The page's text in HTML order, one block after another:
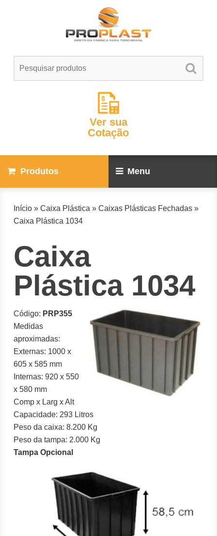
Ver sua
Cotação
Produtos Menu
Início »Caixa Plástica »Caixas Plásticas Fechadas »
Caixa Plástica 1034
Caixa
Plástica 1034
Código: PRP355
Medidas
aproximadas:
Externas: 1000 x
605 x 585 mm
Internas: 920 x 550
x 580 mm
Comp x Larg x Alt
Capacidade: 293 Litros
Peso da caixa: 8.200 Kg
Peso da tampa: 2.000 Kg
Tampa Opcional